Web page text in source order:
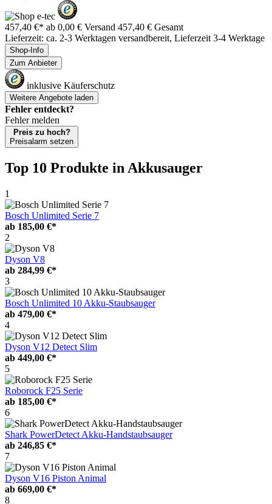
457,40 €* ab 0,00 € Versand 457,40 € Gesamt
Lieferzeit: ca. 2-3 Werktagen versandbereit, Lieferzeit 3-4 Werktage
Shop-Info
Zum Anbieter
inklusive Käuferschutz
Weitere Angebote laden
Fehler entdeckt?
Fehler melden
Preis zu hoch?
Preisalarm setzen
Top 10 Produkte in Akkusauger
1
Bosch Unlimited Serie 7
ab 185,00 €*
2
Dyson V8
ab 284,99 €*
3
Bosch Unlimited 10 Akku-Staubsauger
ab 479,00 €*
4
Dyson V12 Detect Slim
ab 449,00 €*
5
Roborock F25 Serie
ab 185,00 €*
6
Shark PowerDetect Akku-Handstaubsauger
ab 246,85 €*
7
Dyson V16 Piston Animal
ab 669,00 €*
8